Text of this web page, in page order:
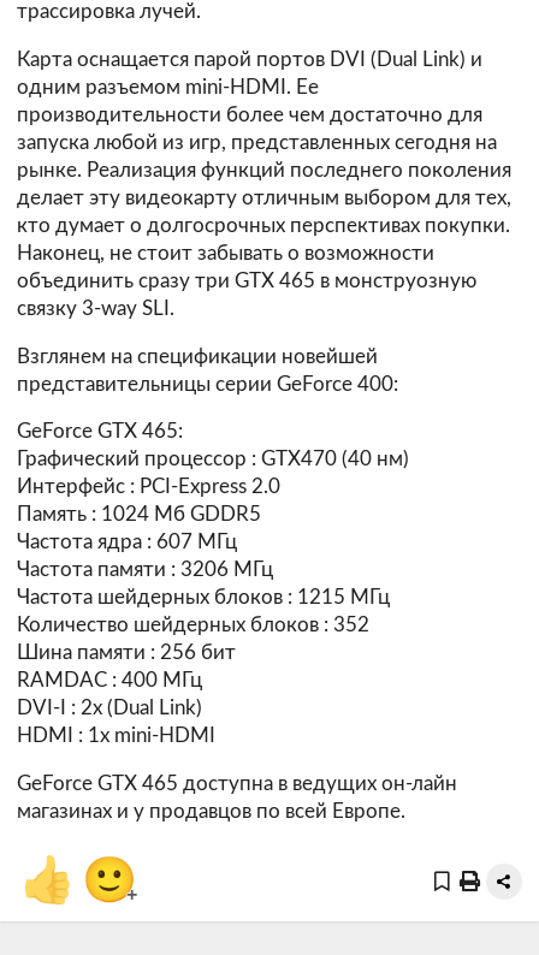
трассировка лучей.
Карта оснащается парой портов DVI (Dual Link) и
одним разъемом mini-HDMI. Ее
производительности более чем достаточно для
запуска любой из игр, представленных сегодня на
рынке. Реализация функций последнего поколения
делает эту видеокарту отличным выбором для тех,
кто думает о долгосрочных перспективах покупки.
Наконец, не стоит забывать о возможности
объединить сразу три GTX 465 в монструозную
связку 3-way SLI.
Взглянем на спецификации новейшей
представительницы серии GeForce 400:
GeForce GTX 465:
Графический процессор : GTX470 (40 нм)
Интерфейс : PCI-Express 2.0
Память : 1024 Мб GDDR5
Частота ядра : 607 МГц
Частота памяти : 3206 МГц
Частота шейдерных блоков : 1215 МГц
Количество шейдерных блоков : 352
Шина памяти : 256 бит
RAMDAC : 400 МГц
DVI-I : 2x (Dual Link)
HDMI : 1x mini-HDMI
GeForce GTX 465 доступна в ведущих он-лайн
магазинах и у продавцов по всей Европе.
👍 🙂+